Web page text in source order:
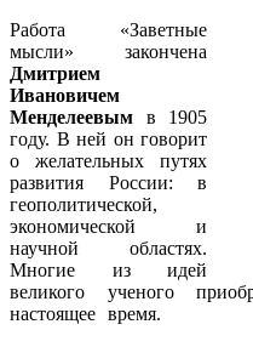
Работа «Заветные
мысли» закончена
Дмитрием
Ивановичем
Менделеевым в 1905
году. В ней он говорит
о желательных путях
развития России: в
геополитической,
экономической и
научной областях.
Многие из идей
великого ученого